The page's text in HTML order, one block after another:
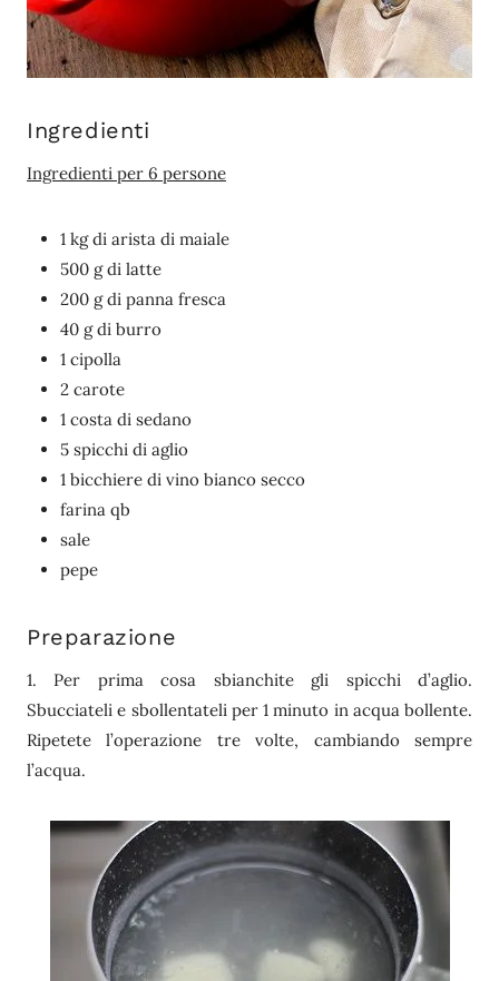
Ingredienti
Ingredienti per 6 persone
1 kg di arista di maiale
500 g di latte
200 g di panna fresca
40 g di burro
1 cipolla
2 carote
1 costa di sedano
5 spicchi di aglio
1 bicchiere di vino bianco secco
farina qb
sale
pepe
Preparazione
1. Per prima cosa sbianchite gli spicchi d’aglio.
Sbucciateli e sbollentateli per 1 minuto in acqua bollente.
Ripetete l’operazione tre volte, cambiando sempre
l’acqua.